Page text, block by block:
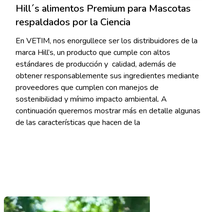
Hill´s alimentos Premium para Mascotas
respaldados por la Ciencia
En VETIM, nos enorgullece ser los distribuidores de la
marca Hill’s, un producto que cumple con altos
estándares de producción y calidad, además de
obtener responsablemente sus ingredientes mediante
proveedores que cumplen con manejos de
sostenibilidad y mínimo impacto ambiental. A
continuación queremos mostrar más en detalle algunas
de las características que hacen de la